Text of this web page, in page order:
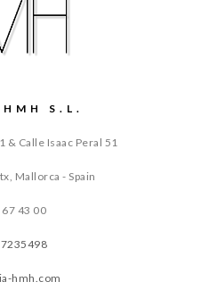
S.L.
& Calle Isaac Peral 51
Mallorca - Spain
43 00
hmh.com